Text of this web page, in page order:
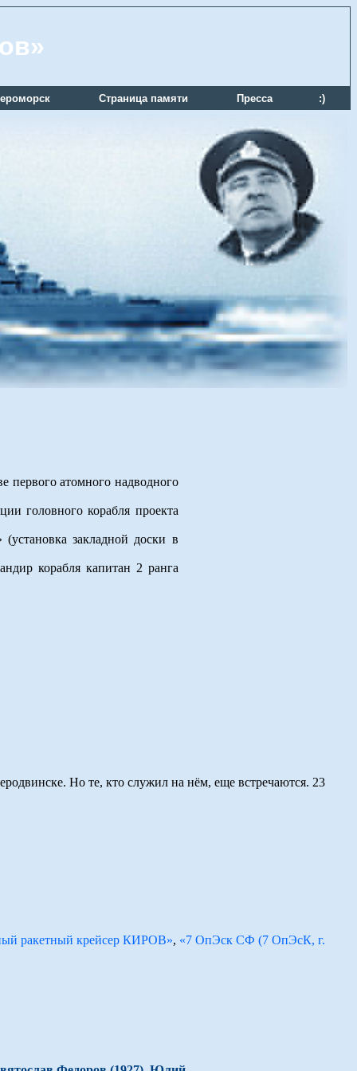
Страница памяти Пресса :)
атомного надводного
головного корабля проекта
закладной доски в
корабля капитан 2 ранга
Но те, кто служил на нём, еще встречаются. 23
ракетный крейсер КИРОВ», «7 ОпЭск СФ (7 ОпЭсК, г.